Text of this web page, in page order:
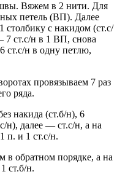
Вяжем в 2 нити. Для
петель (ВП). Далее
столбику с накидом (ст.с/
ст.с/н в 1 ВП, снова
ст.с/н в одну петлю,
провязываем 7 раз
ряда.
накида (ст.б/н), 6
н), далее — ст.с/н, а на
п. и 1 ст.с/н.
в обратном порядке, а на
ст.б/н.